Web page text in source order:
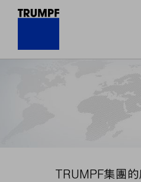
TRUMPF集團